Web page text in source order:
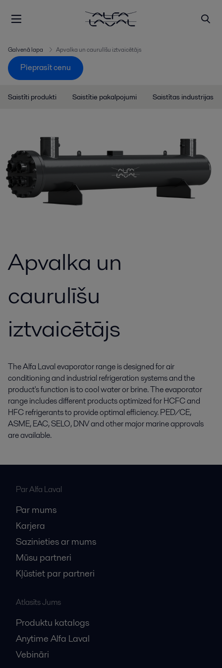
Galvenā lapa Apvalka un caurulīšu iztvaicētājs
Pieprasīt cenu
Saistīti produkti Saistītie pakalpojumi Saistītas industrijas
Apvalka un
caurulīšu
iztvaicētājs
The Alfa Laval evaporator range is designed for air
conditioning and industrial refrigeration systems and the
product's function is to cool water or brine. The evaporator
range includes different products optimized for HCFC and
HFC refrigerants to provide optimal efficiency. PED/CE,
ASME, EAC, SELO, DNV and other major marine approvals
are available.
Par Alfa Laval
Par mums
Karjera
Sazinieties ar mums
Mūsu partneri
Kļūstiet par partneri
Atlasīts Jums
Produktu katalogs
Anytime Alfa Laval
Vebināri